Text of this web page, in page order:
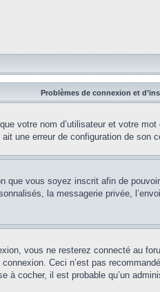
Problèmes de connexion et
votre nom d’utilisateur et votre
une erreur de configuration de son
que vous soyez inscrit afin de
la messagerie privée,
vous ne resterez connecté au
Ceci n’est pas
à cocher, il est probable qu’un